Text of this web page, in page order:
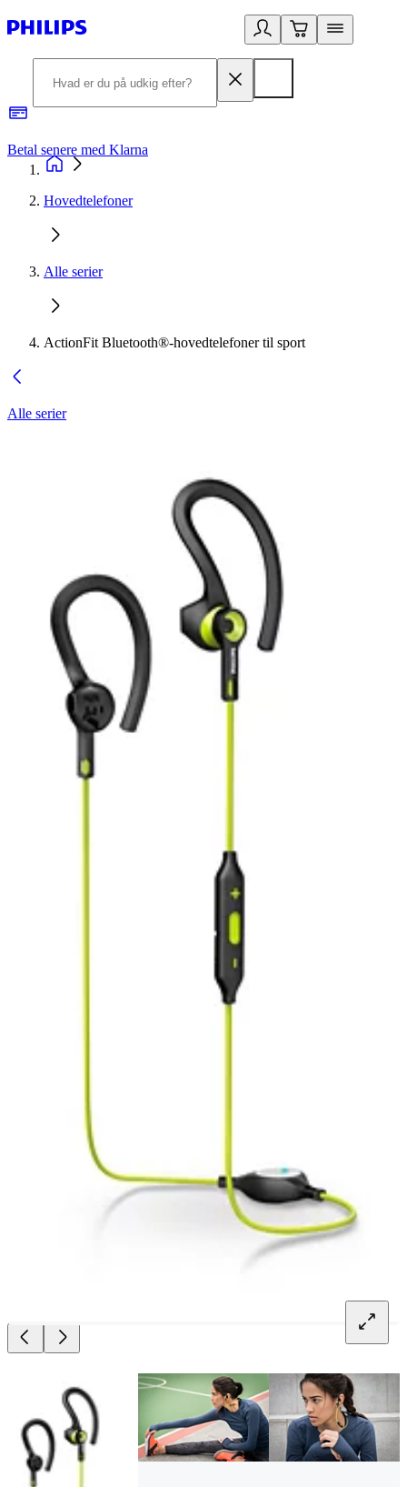
Betal senere med Klarna
Hovedtelefoner
Alle serier
ActionFit Bluetooth®-hovedtelefoner til sport
Alle serier